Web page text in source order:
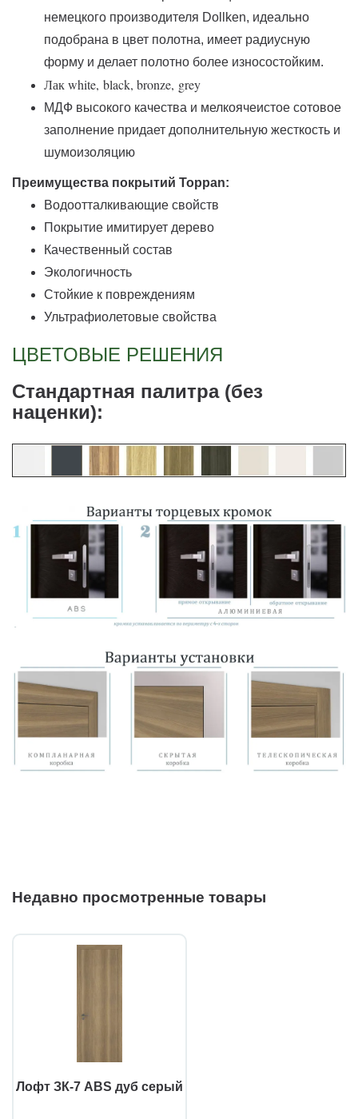
немецкого производителя Dollken, идеально
подобрана в цвет полотна, имеет радиусную
форму и делает полотно более износостойким.
Лак white, black, bronze, grey
МДФ высокого качества и мелкоячеистое сотовое
заполнение придает дополнительную жесткость и
шумоизоляцию
Преимущества покрытий Toppan:
Водоотталкивающие свойств
Покрытие имитирует дерево
Качественный состав
Экологичность
Стойкие к повреждениям
Ультрафиолетовые свойства
ЦВЕТОВЫЕ РЕШЕНИЯ
Стандартная палитра (без
наценки):
Недавно просмотренные товары
Лофт ЗК-7 ABS дуб серый